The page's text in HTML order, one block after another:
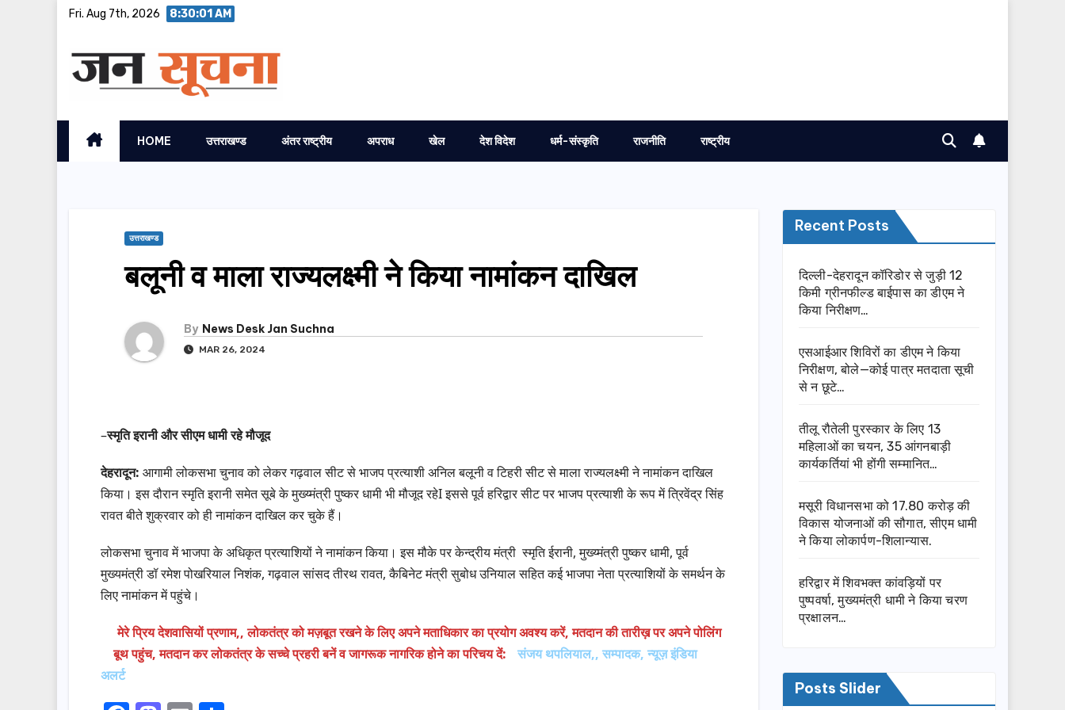
Fri. Aug 7th, 2026 8:30:02 AM
HOME उत्तराखण्ड अंतर राष्ट्रीय अपराध खेल देश विदेश धर्म-संस्कृति राजनीति राष्ट्रीय
उत्तराखण्ड
बलूनी व माला राज्यलक्ष्मी ने किया नामांकन दाखिल
By News Desk Jan Suchna
MAR 26, 2024
–स्मृति इरानी और सीएम धामी रहे मौजूद
देहरादून: आगामी लोकसभा चुनाव को लेकर गढ़वाल सीट से भाजप प्रत्याशी अनिल बलूनी व टिहरी सीट से माला राज्यलक्ष्मी ने नामांकन दाखिल
किया। इस दौरान स्मृति इरानी समेत सूबे के मुख्य्मंत्री पुष्कर धामी भी मौजूद रहेI इससे पूर्व हरिद्वार सीट पर भाजप प्रत्याशी के रूप में त्रिवेंद्र सिंह
रावत बीते शुक्रवार को ही नामांकन दाखिल कर चुके हैं।
लोकसभा चुनाव में भाजपा के अधिकृत प्रत्याशियों ने नामांकन किया। इस मौके पर केन्द्रीय मंत्री स्मृति ईरानी, मुख्य्मंत्री पुष्कर धामी, पूर्व
मुख्यमंत्री डॉ रमेश पोखरियाल निशंक, गढ़वाल सांसद तीरथ रावत, कैबिनेट मंत्री सुबोध उनियाल सहित कई भाजपा नेता प्रत्याशियों के समर्थन के
लिए नामांकन में पहुंचे।
मेरे प्रिय देशवासियों प्रणाम,, लोकतंत्र को मज़बूत रखने के लिए अपने मताधिकार का प्रयोग अवश्य करें, मतदान की तारीख़ पर अपने पोलिंग
बूथ पहुंच, मतदान कर लोकतंत्र के सच्चे प्रहरी बनें व जागरूक नागरिक होने का परिचय दें:
संजय थपलियाल,, सम्पादक, न्यूज़ इंडिया
अलर्ट
Recent Posts
दिल्ली-देहरादून कॉरिडोर से जुड़ी 12
किमी ग्रीनफील्ड बाईपास का डीएम ने
किया निरीक्षण…
एसआईआर शिविरों का डीएम ने किया
निरीक्षण, बोले—कोई पात्र मतदाता सूची
से न छूटे…
तीलू रौतेली पुरस्कार के लिए 13
महिलाओं का चयन, 35 आंगनबाड़ी
कार्यकर्तियां भी होंगी सम्मानित…
मसूरी विधानसभा को 17.80 करोड़ की
विकास योजनाओं की सौगात, सीएम धामी
ने किया लोकार्पण-शिलान्यास.
हरिद्वार में शिवभक्त कांवड़ियों पर
पुष्पवर्षा, मुख्यमंत्री धामी ने किया चरण
प्रक्षालन…
Posts Slider